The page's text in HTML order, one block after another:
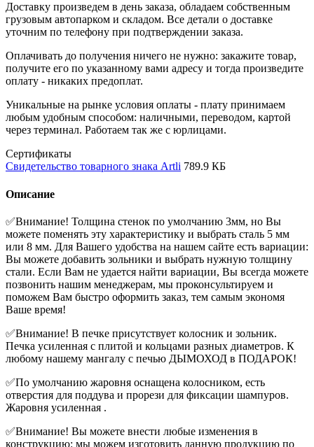
Доставку произведем в день заказа, обладаем собственным
грузовым автопарком и складом. Все детали о доставке
уточним по телефону при подтверждении заказа.
Оплачивать до получения ничего не нужно: закажите товар,
получите его по указанному вами адресу и тогда произведите
оплату - никаких предоплат.
Уникальные на рынке условия оплаты - плату принимаем
любым удобным способом: наличными, переводом, картой
через терминал. Работаем так же с юрлицами.
Сертификаты
Свидетельство товарного знака Artli 789.9 КБ
Описание
✅Внимание! Толщина стенок по умолчанию 3мм, но Вы
можете поменять эту характеристику и выбрать сталь 5 мм
или 8 мм. Для Вашего удобства на нашем сайте есть вариации:
Вы можете добавить зольники и выбрать нужную толщину
стали. Если Вам не удается найти вариации, Вы всегда можете
позвонить нашим менеджерам, мы проконсультируем и
поможем Вам быстро оформить заказ, тем самым экономя
Ваше время!
✅Внимание! В печке присутствует колосник и зольник.
Печка усиленная с плитой и кольцами разных диаметров. К
любому нашему мангалу с печью ДЫМОХОД в ПОДАРОК!
✅По умолчанию жаровня оснащена колосником, есть
отверстия для поддува и прорези для фиксации шампуров.
Жаровня усиленная .
✅Внимание! Вы можете внести любые изменения в
конструкцию: мы можем изготовить данную продукцию по